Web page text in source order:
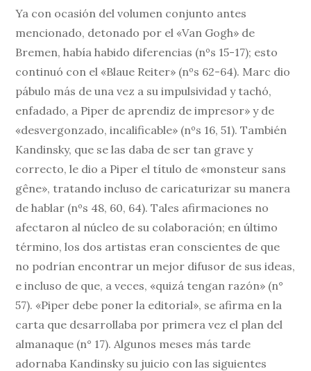
Ya con ocasión del volumen conjunto antes
mencionado, detonado por el «Van Gogh» de
Bremen, había habido diferencias (nºs 15-17); esto
continuó con el «Blaue Reiter» (nºs 62-64). Marc dio
pábulo más de una vez a su impulsividad y tachó,
enfadado, a Piper de aprendiz de impresor» y de
«desvergonzado, incalificable» (nºs 16, 51). También
Kandinsky, que se las daba de ser tan grave y
correcto, le dio a Piper el título de «monsteur sans
gêne», tratando incluso de caricaturizar su manera
de hablar (nºs 48, 60, 64). Tales afirmaciones no
afectaron al núcleo de su colaboración; en último
término, los dos artistas eran conscientes de que
no podrían encontrar un mejor difusor de sus ideas,
e incluso de que, a veces, «quizá tengan razón» (n°
57). «Piper debe poner la editorial», se afirma en la
carta que desarrollaba por primera vez el plan del
almanaque (n° 17). Algunos meses más tarde
adornaba Kandinsky su juicio con las siguientes